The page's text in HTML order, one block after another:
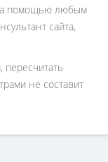
за помощью любым
сайта,
не составит